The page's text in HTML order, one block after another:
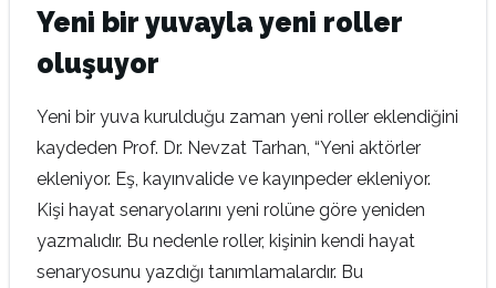
Yeni bir yuvayla yeni roller
oluşuyor
Yeni bir yuva kurulduğu zaman yeni roller eklendiğini
kaydeden Prof. Dr. Nevzat Tarhan, “Yeni aktörler
ekleniyor. Eş, kayınvalide ve kayınpeder ekleniyor.
Kişi hayat senaryolarını yeni rolüne göre yeniden
yazmalıdır. Bu nedenle roller, kişinin kendi hayat
senaryosunu yazdığı tanımlamalardır. Bu